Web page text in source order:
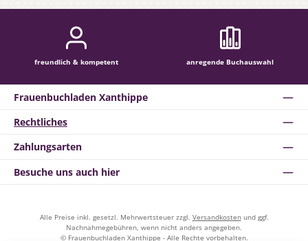
freundlich & kompetent anregende Buchauswahl
Rechtliches
Zahlungsarten
Besuche uns auch hier
Frauenbuchladen Xanthippe
Alle Preise inkl. gesetzl. Mehrwertsteuer zzgl. Versandkostenund ggf.
Nachnahmegebühren, wenn nicht anders angegeben.
© Frauenbuchladen Xanthippe - Alle Rechte vorbehalten.